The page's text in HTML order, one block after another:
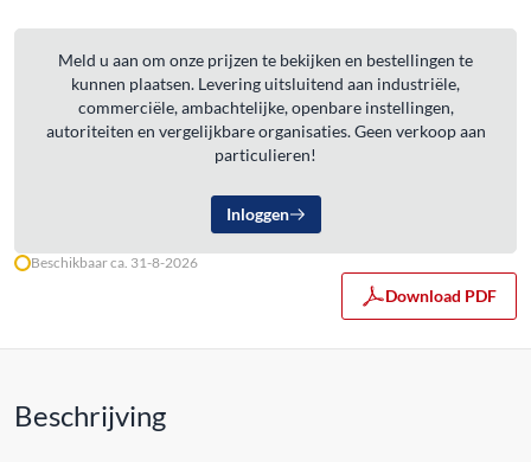
Meld u aan om onze prijzen te bekijken en bestellingen te
kunnen plaatsen. Levering uitsluitend aan industriële,
commerciële, ambachtelijke, openbare instellingen,
autoriteiten en vergelijkbare organisaties. Geen verkoop aan
particulieren!
Inloggen
Beschikbaar ca. 31-8-2026
Download PDF
Beschrijving